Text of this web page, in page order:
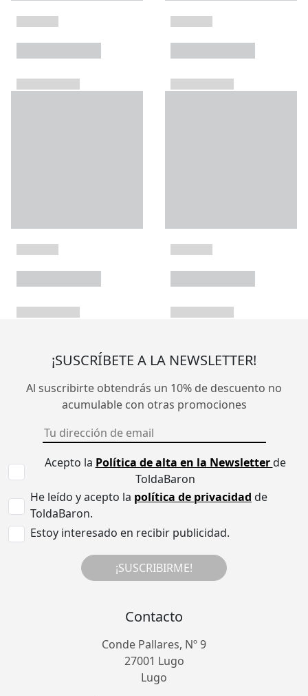
¡SUSCRÍBETE A LA NEWSLETTER!
Al suscribirte obtendrás un 10% de descuento no
acumulable con otras promociones
Acepto la Política de alta en la Newsletterde
ToldaBaron
He leído y acepto la política de privacidad de
ToldaBaron.
Estoy interesado en recibir publicidad.
¡SUSCRIBIRME!
Contacto
Conde Pallares, Nº 9
27001 Lugo
Lugo